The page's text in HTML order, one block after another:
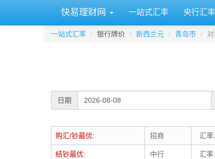
快易理财网 一站式汇率 央行汇率
一站式汇率 银行牌价 新西兰元 青岛市
日期
购汇/钞最优: 招商 汇
结钞最优: 中行 汇